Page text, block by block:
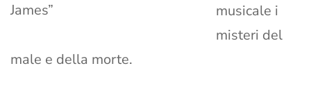
James”
musicale i
misteri del
male e della morte.